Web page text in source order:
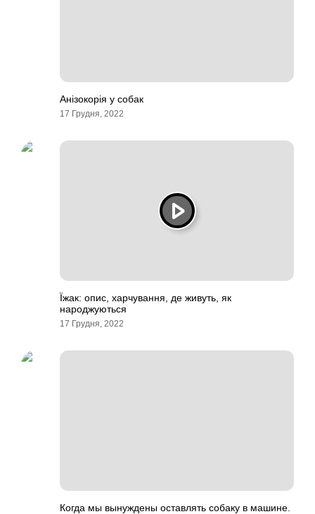
Анізокорія у собак
17 Грудня, 2022
Їжак: опис, харчування, де живуть, як
народжуються
17 Грудня, 2022
Когда мы вынуждены оставлять собаку в машине.